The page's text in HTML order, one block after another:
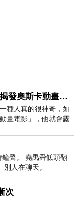
【電影圈八卦】：媒體揭發奧斯卡動畫項目投票醜聞！好萊塢為什麼看不起動畫電影？
種人真的很神奇，如
畫電影」，他就會露
是不是陪小
聲。 堯禹舜低頭翻
人在聊天。
次